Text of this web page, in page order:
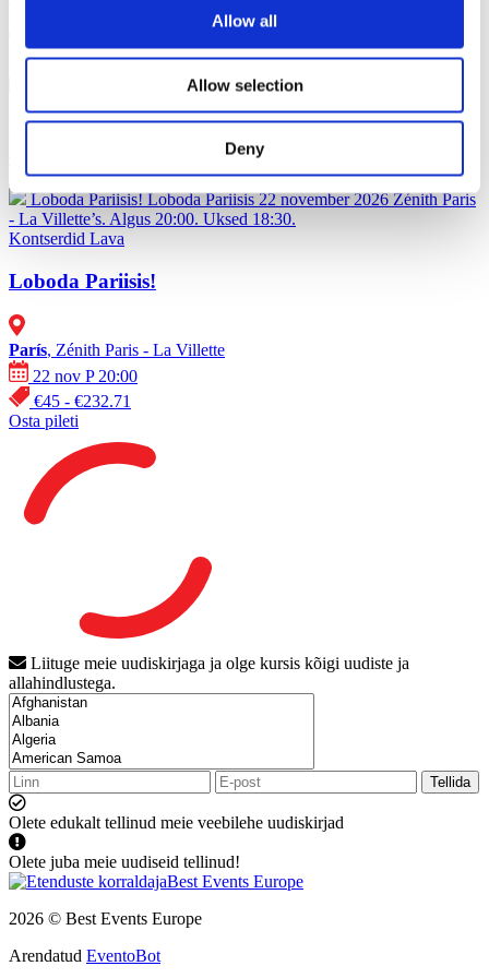
Allow all
Allow selection
Deny
+ 1 kuupäevad
21.okt .kolmap�ev в 20:00
22.11.26
Loboda Pariisis! Loboda Pariisis 22 november 2026 Zénith Paris
- La Villette’s. Algus 20:00. Uksed 18:30.
Kontserdid Lava
Loboda Pariisis!
París, Zénith Paris - La Villette
22 nov P 20:00
€45 - €232.71
Osta pileti
Liituge meie uudiskirjaga ja olge kursis kõigi uudiste ja
allahindlustega.
Tellida
Olete edukalt tellinud meie veebilehe uudiskirjad
Olete juba meie uudiseid tellinud!
2026 © Best Events Europe
Arendatud EventoBot